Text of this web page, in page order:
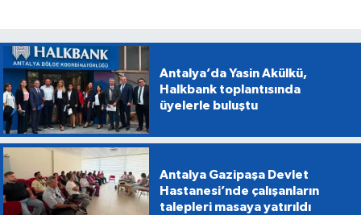
Antalya’da Yasin Akülkü,
Halkbank toplantısında
üyelerle buluştu
Antalya Gazipaşa Devlet
Hastanesi’nde çalışanların
talepleri masaya yatırıldı